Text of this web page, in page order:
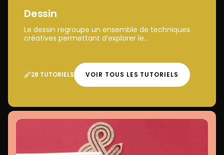
Dessin
Le dessin regroupe un ensemble de techniques
créatives permettant d’explorer le...
28 TUTORIELS VOIR TOUS LES TUTORIELS